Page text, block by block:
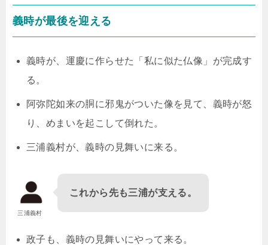
義時が最後を迎える
義時が、運慶に作らせた「私に似た仏像」が完成す
る。
阿弥陀如来の胴に邪鬼がついた像を見て、義時が怒
り、めまいを起こして倒れた。
三浦義村が、義時の見舞いに来る。
三浦義村
これから先も三浦が支える。
政子も、義時の見舞いにやって来る。